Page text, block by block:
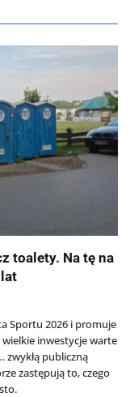
toalety. Na tę na
Sportu 2026 i promuje
inwestycje warte
zwykłą publiczną
zastępują to, czego